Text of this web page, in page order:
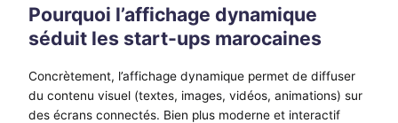
Pourquoi l’affichage dynamique
séduit les start-ups marocaines
Concrètement, l’affichage dynamique permet de diffuser
du contenu visuel (textes, images, vidéos, animations) sur
des écrans connectés. Bien plus moderne et interactif